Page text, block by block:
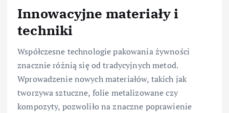
Innowacyjne materiały i
techniki
Współczesne technologie pakowania żywności
znacznie różnią się od tradycyjnych metod.
Wprowadzenie nowych materiałów, takich jak
tworzywa sztuczne, folie metalizowane czy
kompozyty, pozwoliło na znaczne poprawienie